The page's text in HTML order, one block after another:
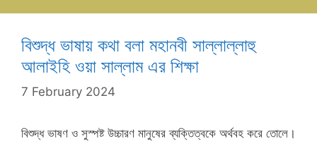
বিশুদ্ধ ভাষায় কথা বলা মহানবী সাল্লাল্লাহু
আলাইহি ওয়া সাল্লাম এর শিক্ষা
7 February 2024
বিশুদ্ধ ভাষণ ও সুস্পষ্ট উচ্চারণ মানুষের ব্যক্তিত্বকে অর্থবহ করে তোলে।